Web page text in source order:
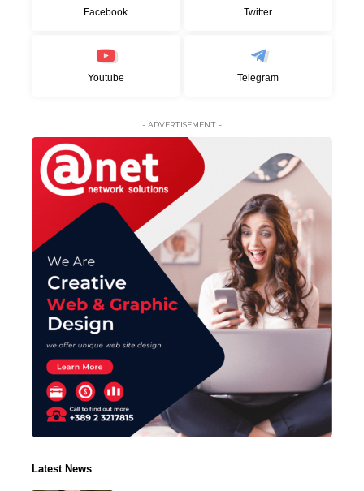
Facebook Twitter
Youtube Telegram
- ADVERTISEMENT -
Latest News